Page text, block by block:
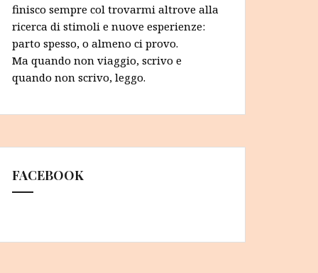
finisco sempre col trovarmi altrove alla
ricerca di stimoli e nuove esperienze:
parto spesso, o almeno ci provo.
Ma quando non viaggio, scrivo e
quando non scrivo, leggo.
FACEBOOK